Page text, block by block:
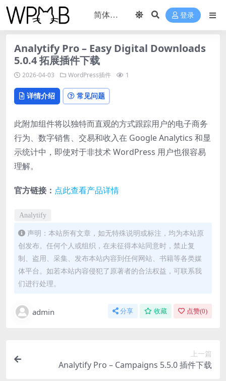
登录
Analytify Pro – Easy Digital Downloads
5.0.4 拓展插件下载
2026-04-03 WordPress插件 1
详情介绍 常见问题
此附加组件将以独特而直观的方式跟踪用户的电子商务
行为、数字销售、交易和收入在 Google Analytics 和显
示统计中，即使对于非技术 WordPress 用户也很容易
理解。
官方链接： 点此查看产品详情
Analytify
声明：本站所有文章，如无特殊说明或标注，均为本站原
创发布。任何个人或组织，在未征得本站同意时，禁止复
制、盗用、采集、发布本站内容到任何网站、书籍等各类媒
体平台。如若本站内容侵犯了原著者的合法权益，可联系我
们进行处理。
admin 分享 收藏 点赞(0)
上一篇
Analytify Pro – Campaigns 5.5.0 插件下载